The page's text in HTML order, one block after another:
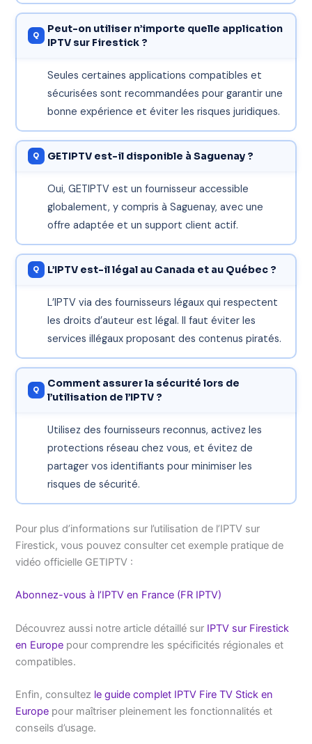
Peut-on utiliser n’importe quelle application
IPTV sur Firestick ?
Seules certaines applications compatibles et
sécurisées sont recommandées pour garantir une
bonne expérience et éviter les risques juridiques.
GETIPTV est-il disponible à Saguenay ?
Oui, GETIPTV est un fournisseur accessible
globalement, y compris à Saguenay, avec une
offre adaptée et un support client actif.
L’IPTV est-il légal au Canada et au Québec ?
L’IPTV via des fournisseurs légaux qui respectent
les droits d’auteur est légal. Il faut éviter les
services illégaux proposant des contenus piratés.
Comment assurer la sécurité lors de
l’utilisation de l’IPTV ?
Utilisez des fournisseurs reconnus, activez les
protections réseau chez vous, et évitez de
partager vos identifiants pour minimiser les
risques de sécurité.
Pour plus d’informations sur l’utilisation de l’IPTV sur
Firestick, vous pouvez consulter cet exemple pratique de
vidéo officielle GETIPTV :
Abonnez-vous à l’IPTV en France (FR IPTV)
Découvrez aussi notre article détaillé sur IPTV sur Firestick
en Europe pour comprendre les spécificités régionales et
compatibles.
Enfin, consultez le guide complet IPTV Fire TV Stick en
Europe pour maîtriser pleinement les fonctionnalités et
conseils d’usage.